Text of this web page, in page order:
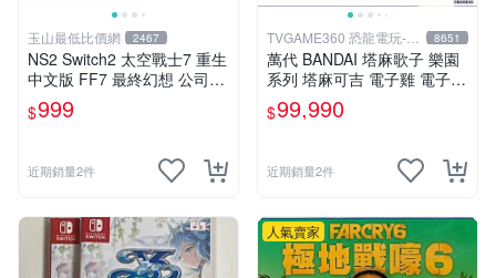
玉山最低比價網 2467
NS2 Switch2 太空戰士7 重生
中文版 FF7 最終幻想 公司貨
VII Rebirth
$999
近期銷量2件
TVGAME360 恐龍電玩-台
中店
8651
萬代 BANDAI 塔麻歌子 樂園
系列 塔麻可吉 電子雞 電子寵
物 極地冰雪 TAMAGOTCHI
【台中恐龍電玩】
$99,990
近期銷量2件
人氣賣家